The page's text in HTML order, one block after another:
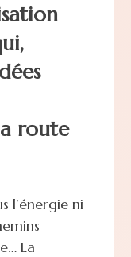
route
l’énergie ni
La